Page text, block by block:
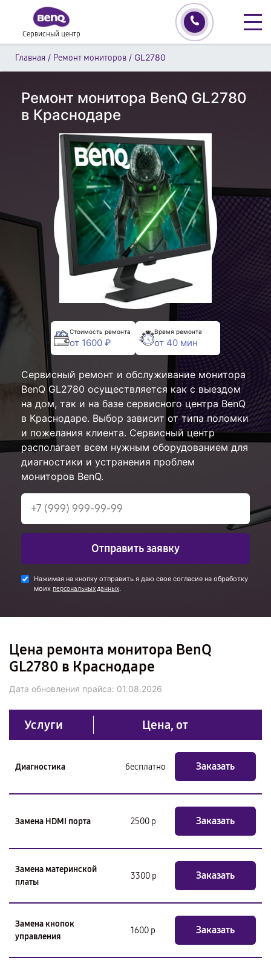
Сервисный центр
Главная / Ремонт мониторов / GL2780
Ремонт монитора BenQ GL2780
в Краснодаре
Стоимость ремонта
от 1600 ₽
Время ремонта
от 40 мин
Сервисный ремонт и обслуживание монитора
BenQ GL2780 осуществляется как с выездом
на дом, так и на базе сервисного центра BenQ
в Краснодаре. Выбор зависит от типа поломки
и пожелания клиента. Сервисный центр
располагает всем нужным оборудованием для
диагностики и устранения проблем
мониторов BenQ.
Отправить заявку
Нажимая на кнопку отправить я даю свое согласие на обработку
моих персональных данных.
Цена ремонта монитора BenQ
GL2780 в Краснодаре
Дата обновления прайса: 01.08.2026
Услуги Цена, от
Диагностика бесплатно Заказать
Замена HDMI порта 2500 р Заказать
Замена материнской
платы
3300 р Заказать
Замена кнопок
управления
1600 р Заказать